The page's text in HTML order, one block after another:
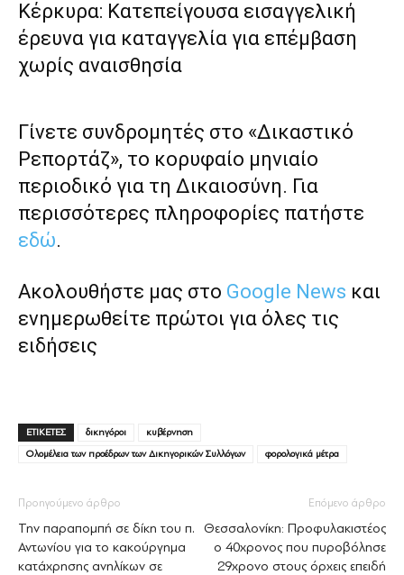
Κέρκυρα: Κατεπείγουσα εισαγγελική
έρευνα για καταγγελία για επέμβαση
χωρίς αναισθησία
Γίνετε συνδρομητές στο «Δικαστικό
Ρεπορτάζ», το κορυφαίο μηνιαίο
περιοδικό για τη Δικαιοσύνη. Για
περισσότερες πληροφορίες πατήστε
εδώ.
Ακολουθήστε μας στο Google News και
ενημερωθείτε πρώτοι για όλες τις
ειδήσεις
ΕΤΙΚΕΤΕΣ δικηγόροι
κυβέρνηση
Ολομέλεια των προέδρων των Δικηγορικών Συλλόγων
φορολογικά μέτρα
Προηγούμενο άρθρο
Την παραπομπή σε δίκη του π.
Αντωνίου για το κακούργημα
κατάχρησης ανηλίκων σε
Επόμενο άρθρο
Θεσσαλονίκη: Προφυλακιστέος
ο 40χρονος που πυροβόλησε
29χρονο στους όρχεις επειδή